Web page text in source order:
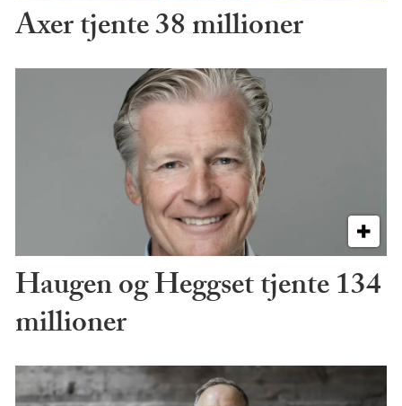
Axer tjente 38 millioner
Haugen og Heggset tjente 134
millioner